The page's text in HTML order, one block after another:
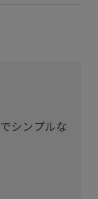
シンプルな